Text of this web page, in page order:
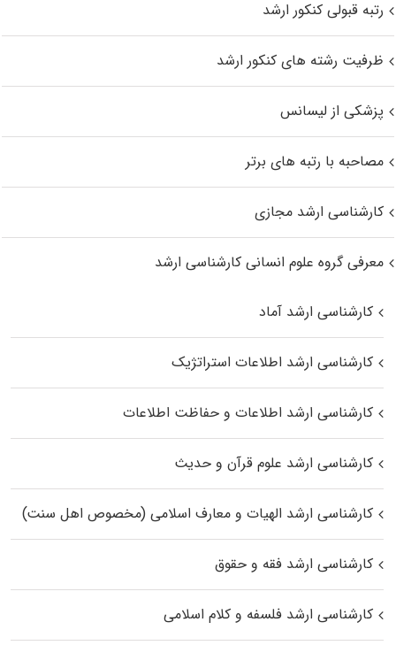
رتبه قبولی کنکور ارشد
ظرفیت رشته های کنکور ارشد
پزشکی از لیسانس
مصاحبه با رتبه های برتر
کارشناسی ارشد مجازی
معرفی گروه علوم انسانی کارشناسی ارشد
کارشناسی ارشد آماد
کارشناسی ارشد اطلاعات استراتژیک
کارشناسی ارشد اطلاعات و حفاظت اطلاعات
کارشناسی ارشد علوم قرآن و حدیث
کارشناسی ارشد الهیات و معارف اسلامی (مخصوص اهل سنت)
کارشناسی ارشد فقه و حقوق
کارشناسی ارشد فلسفه و کلام اسلامی